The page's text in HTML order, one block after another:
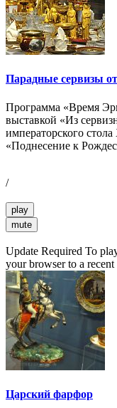
Парадные сервизы
Программа «Время
выставкой «Из
императорского
«Поднесение к
/
play
mute
Update Required To
your browser to a
Царский фарфор